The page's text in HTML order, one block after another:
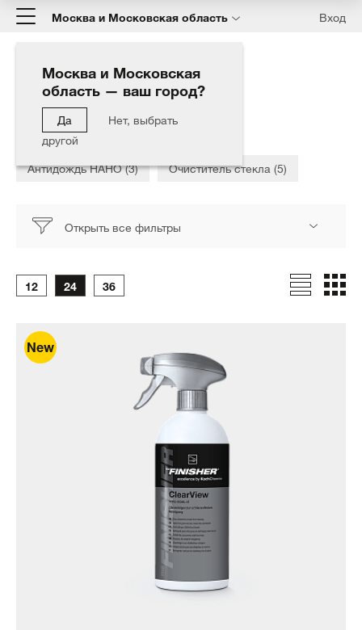
Москва и Московская область
Москва и Московская
область — ваш город?
Да
Нет, выбрать
другой
Вход
Главная Каталог Стекло автомобиля
Стекло автомобиля
Антидождь НАНО (3) Очиститель стекла (5)
Открыть все фильтры
12 24 36